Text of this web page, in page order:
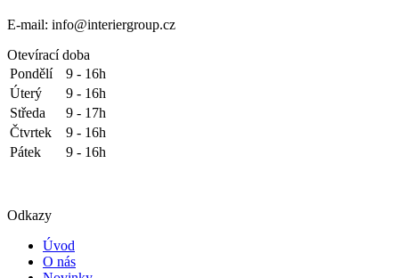
E-mail: info@interiergroup.cz
Otevírací doba
Pondělí
9 - 16h
Úterý
9 - 16h
Středa
9 - 17h
Čtvrtek
9 - 16h
Pátek
9 - 16h
Odkazy
Úvod
O nás